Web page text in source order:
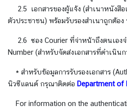
ร
กิ
จ
|
u
2.5 เอกสารของผู้แจ้ง (สำเนาหนังสือ
ตัวประชาชน) พร้อมรับรองสำเนาถูกต้อ
2.6 ซอง Courier ที่จ่าหน้าถึงตนเอง
Number (สำหรับจัดส่งเอกสารที่ดำเนิน
* สำหรับข้อมูลการรับรองเอกสาร
นิวซีแลนด์ กรุณาติดต่อ Department of
For information on the